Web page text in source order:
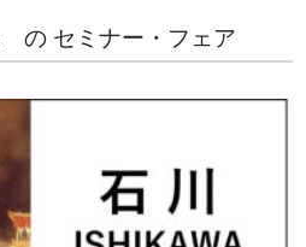
の セミナー・フェア